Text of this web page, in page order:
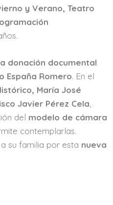
y Verano, Teatro
donación documental
España Romero. En el
María José
Javier Pérez Cela
del modelo de cámara
contemplarlas.
su familia por esta nueva